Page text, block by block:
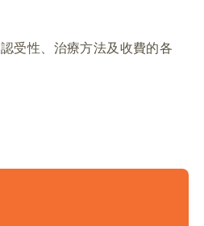
受性、治療方法及收費的各